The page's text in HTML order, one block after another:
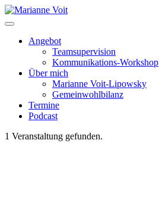
Skip
to
Angebot
Teamsupervision
Kommunikations-Workshop
Über mich
Marianne Voit-Lipowsky
Gemeinwohlbilanz
Termine
Podcast
1 Veranstaltung gefunden.